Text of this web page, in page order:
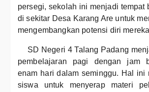
persegi, sekolah ini menjadi tempat
di sekitar Desa Karang Are untuk
mengembangkan potensi diri
SD Negeri 4 Talang Padang
pembelajaran pagi dengan jam
enam hari dalam seminggu. Hal ini
siswa untuk menyerap materi